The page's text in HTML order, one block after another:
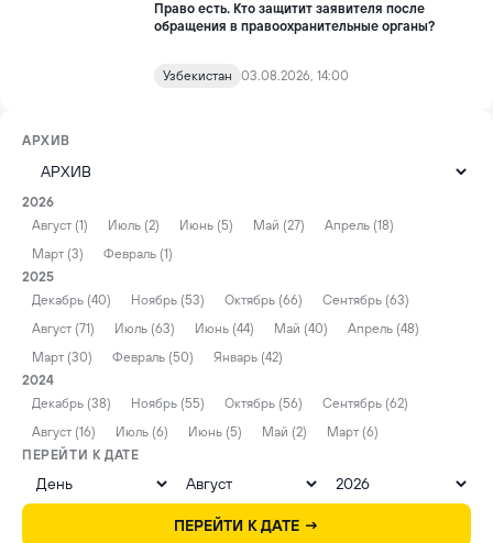
Право есть. Кто защитит заявителя после
обращения в правоохранительные органы?
Узбекистан 03.08.2026, 14:00
АРХИВ
2026
Август (1)
Июль (2) Июнь (5) Май (27)
Апрель (18)
Март (3)
Февраль (1)
2025
Декабрь (40)
Ноябрь (53) Октябрь (66)
Сентябрь (63)
Август (71)
Июль (63) Июнь (44) Май (40)
Апрель (48)
Март (30)
Февраль (50)
Январь (42)
2024
Декабрь (38)
Ноябрь (55) Октябрь (56)
Сентябрь (62)
Август (16)
Июль (6) Июнь (5) Май (2)
Март (6)
ПЕРЕЙТИ К ДАТЕ
ПЕРЕЙТИ К ДАТЕ →